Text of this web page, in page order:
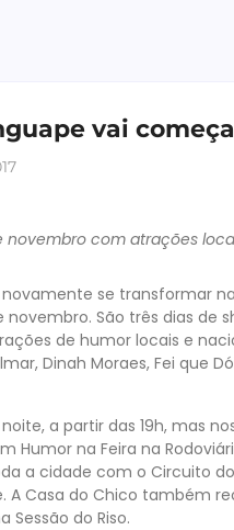
vai
novembro com atrações
se transformar
São três dias de
de humor locais e
Dinah Moraes, Fei que
a partir das 19h, mas
Humor na Feira na
a cidade com o Circuito do
Casa do Chico também
Sessão do Riso.